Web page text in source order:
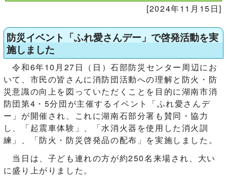
[2024年11月15日]
防災イベント「ふれ愛さんデー」で啓発活動を実
施しました
令和6年10月27日（日）石部防災センター周辺にお
いて、市民の皆さんに消防団活動への理解と防火・防
災意識の向上を図っていただくことを目的に湖南市消
防団第4・5分団が主催するイベント「ふれ愛さんデ
ー」が開催され、これに湖南石部分署も賛同・協力
し、「起震車体験」、「水消火器を使用した消火訓
練」、「防火・防災啓発品の配布」を実施しました。
当日は、子ども連れの方が約250名来場され、大い
に盛り上がりました。